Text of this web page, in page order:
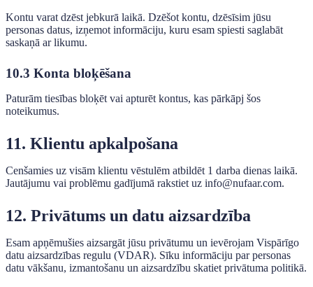
Kontu varat dzēst jebkurā laikā. Dzēšot kontu, dzēsīsim jūsu
personas datus, izņemot informāciju, kuru esam spiesti saglabāt
saskaņā ar likumu.
10.3 Konta bloķēšana
Paturām tiesības bloķēt vai apturēt kontus, kas pārkāpj šos
noteikumus.
11. Klientu apkalpošana
Cenšamies uz visām klientu vēstulēm atbildēt 1 darba dienas laikā.
Jautājumu vai problēmu gadījumā rakstiet uz info@nufaar.com.
12. Privātums un datu aizsardzība
Esam apņēmušies aizsargāt jūsu privātumu un ievērojam Vispārīgo
datu aizsardzības regulu (VDAR). Sīku informāciju par personas
datu vākšanu, izmantošanu un aizsardzību skatiet privātuma politikā.